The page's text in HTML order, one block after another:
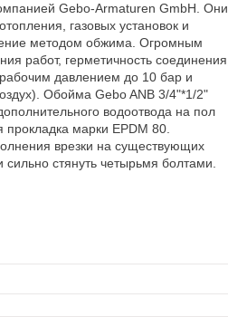
Gebo-Armaturen GmbH. Они
газовых установок и
методом обжима. Огромным
работ, герметичность соединения,
давлением до 10 бар и
Обойма Gebo ANB 3/4"*1/2"
водоотвода на пол
марки EPDM 80.
врезки на существующих
стянуть четырьмя болтами.